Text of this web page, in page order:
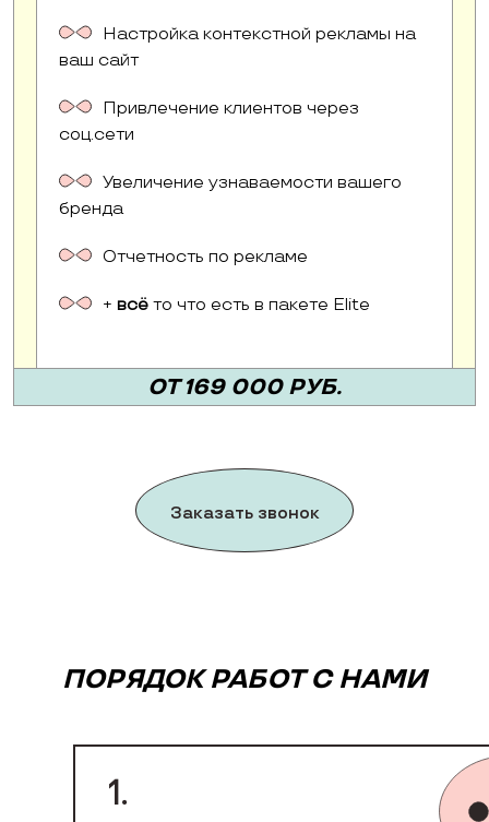
Настройка контекстной рекламы на
ваш сайт
Привлечение клиентов через
соц.сети
Увеличение узнаваемости вашего
бренда
Отчетность по рекламе
+ всё то что есть в пакете Elite
ОТ 169 000 РУБ.
Заказать звонок
ПОРЯДОК РАБОТ С НАМИ
1.